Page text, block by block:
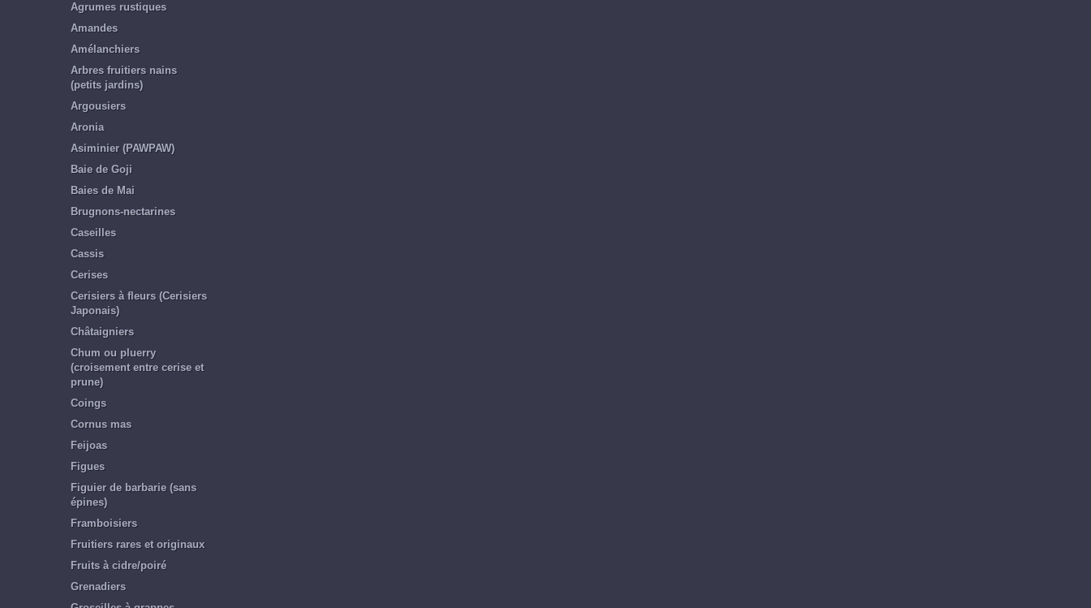
Agrumes rustiques
Amandes
Amélanchiers
Arbres fruitiers nains
(petits jardins)
Argousiers
Aronia
Asiminier (PAWPAW)
Baie de Goji
Baies de Mai
Brugnons-nectarines
Caseilles
Cassis
Cerises
Cerisiers à fleurs (Cerisiers
Japonais)
Châtaigniers
Chum ou pluerry
(croisement entre cerise et
prune)
Coings
Cornus mas
Feijoas
Figues
Figuier de barbarie (sans
épines)
Framboisiers
Fruitiers rares et originaux
Fruits à cidre/poiré
Grenadiers